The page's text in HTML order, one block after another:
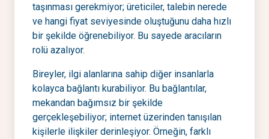
taşınması gerekmiyor; üreticiler, talebin nerede
ve hangi fiyat seviyesinde oluştuğunu daha hızlı
bir şekilde öğrenebiliyor. Bu sayede aracıların
rolü azalıyor.
Bireyler, ilgi alanlarına sahip diğer insanlarla
kolayca bağlantı kurabiliyor. Bu bağlantılar,
mekandan bağımsız bir şekilde
gerçekleşebiliyor; internet üzerinden tanışılan
kişilerle ilişkiler derinleşiyor. Örneğin, farklı